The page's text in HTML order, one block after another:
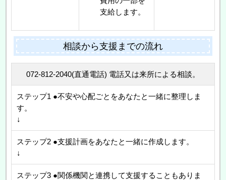
支給します。
相談から支援までの流れ
072-812-2040(直通電話) 電話又は来所による相談。
ステップ1 ●不安や心配ごとをあなたと一緒に整理しま
す。
↓
ステップ2 ●支援計画をあなたと一緒に作成します。
↓
ステップ3 ●関係機関と連携して支援することもありま